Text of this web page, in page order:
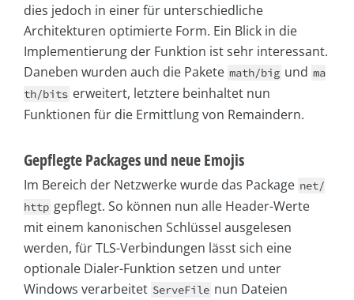
dies jedoch in einer für unterschiedliche
Architekturen optimierte Form. Ein Blick in die
Implementierung der Funktion ist sehr interessant.
Daneben wurden auch die Pakete math/big und ma
th/bits erweitert, letztere beinhaltet nun
Funktionen für die Ermittlung von Remaindern.
Gepflegte Packages und neue Emojis
Im Bereich der Netzwerke wurde das Package net/
http gepflegt. So können nun alle Header-Werte
mit einem kanonischen Schlüssel ausgelesen
werden, für TLS-Verbindungen lässt sich eine
optionale Dialer-Funktion setzen und unter
Windows verarbeitet ServeFile nun Dateien